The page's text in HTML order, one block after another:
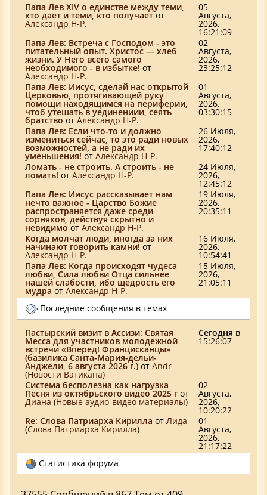
Папа Лев XIV о единстве между теми,
кто дает и теми, кто получаетот
Александр Н-Р.
05
Августа,
2026,
16:21:09
Папа Лев: Встреча с Господом - это
питательный опыт. Христос — хлеб
жизни. У Него всего самого
необходимого - в избытке! от
Александр Н-Р.
02
Августа,
2026,
23:25:12
Папа Лев: Иисус, сделай нас открытой
Церковью, протягивающей руку
помощи находящимся на периферии,
чтоб утешать в уединениии, сеять
братство от Александр Н-Р.
01
Августа,
2026,
03:30:15
Папа Лев: Если что-то и должно
измениться сейчас, то это ради новых
возможностей, а не ради их
уменьшения! от Александр Н-Р.
26 Июля,
2026,
17:40:12
Ломать - не строить. А строить - не
ломать! от Александр Н-Р.
24 Июля,
2026,
12:45:12
Папа Лев: Иисус рассказывает нам
нечто важное - Царство Божие
распространяется даже среди
сорняков, действуя скрытно и
невидимо от Александр Н-Р.
19 Июля,
2026,
20:35:11
Когда молчат люди, иногда за них
начинают говорить камни! от
Александр Н-Р.
16 Июля,
2026,
10:54:41
Папа Лев: Когда происходят чудеса
любви, Сила любви Отца сильнее
нашей слабости, ибо щедрость его
мудра от Александр Н-Р.
15 Июля,
2026,
21:05:11
Последние сообщения в темах
Пастырский визит в Ассизи: Святая
Месса для участников молодежной
встречи «Вперед! Францисканцы»
(базилика Санта-Мария-дельи-
Анджели, 6 августа 2026 г.) от Аndr
(Новости Ватикана)
Сегодня в
15:26:07
Система бесполезна как нагрузка
Песня из октябрьского видео 2025 г от
Диана (Новые аудио-видео материалы)
02
Августа,
2026,
10:20:22
Re: Слова Патриарха Кирилла от Лида
(Слова Патриарха Кирилла)
01
Августа,
2026,
21:17:22
Статистика форума